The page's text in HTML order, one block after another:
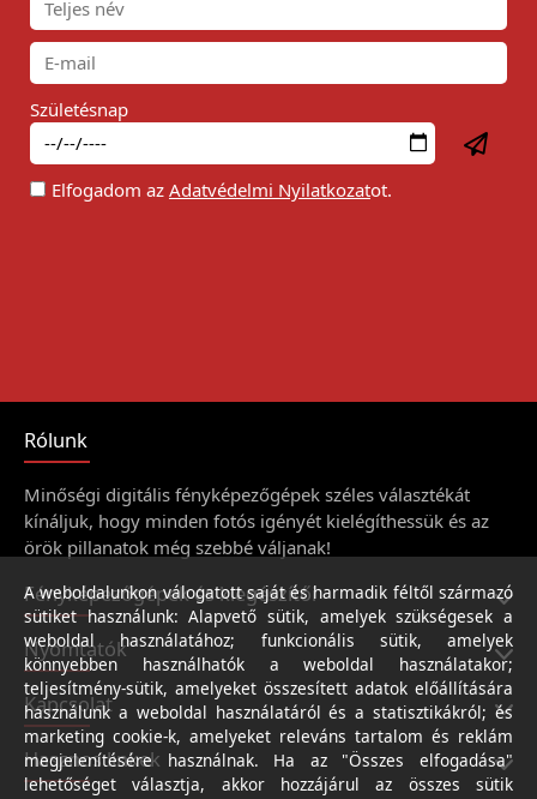
Születésnap
Elfogadom az Adatvédelmi Nyilatkozatot.
Rólunk
Minőségi digitális fényképezőgépek széles választékát
kínáljuk, hogy minden fotós igényét kielégíthessük és az
örök pillanatok még szebbé váljanak!
Fényképezőgépek és kiegészítői
Nyomtatók
Kapcsolat
Hasznos linkek
A weboldalunkon válogatott saját és harmadik féltől származó
sütiket használunk: Alapvető sütik, amelyek szükségesek a
weboldal használatához; funkcionális sütik, amelyek
könnyebben használhatók a weboldal használatakor;
teljesítmény-sütik, amelyeket összesített adatok előállítására
használunk a weboldal használatáról és a statisztikákról; és
marketing cookie-k, amelyeket releváns tartalom és reklám
megjelenítésére használnak. Ha az "Összes elfogadása"
lehetőséget választja, akkor hozzájárul az összes sütik